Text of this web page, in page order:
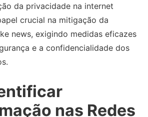
da privacidade na internet
crucial na mitigação da
news, exigindo medidas eficazes
e a confidencialidade dos
nas Redes